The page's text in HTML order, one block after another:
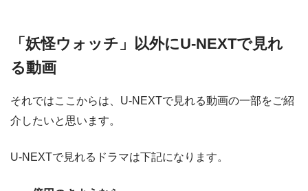
「妖怪ウォッチ」以外にU-NEXTで見れ
る動画
それではここからは、U-NEXTで見れる動画の一部をご紹
介したいと思います。
U-NEXTで見れるドラマは下記になります。